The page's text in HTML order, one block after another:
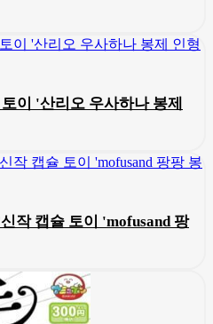
이 '산리오 우사하나 봉제
작 캡슐 토이 'mofusand 팡